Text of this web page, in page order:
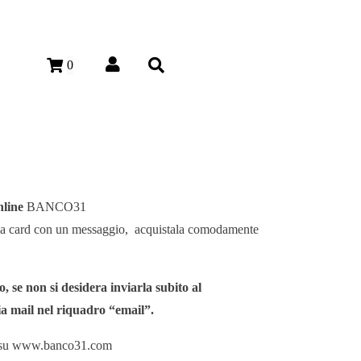
0
BANCO31
card con un messaggio, acquistala comodamente
se non si desidera inviarla subito al
mail nel riquadro “email”.
www.banco31.com